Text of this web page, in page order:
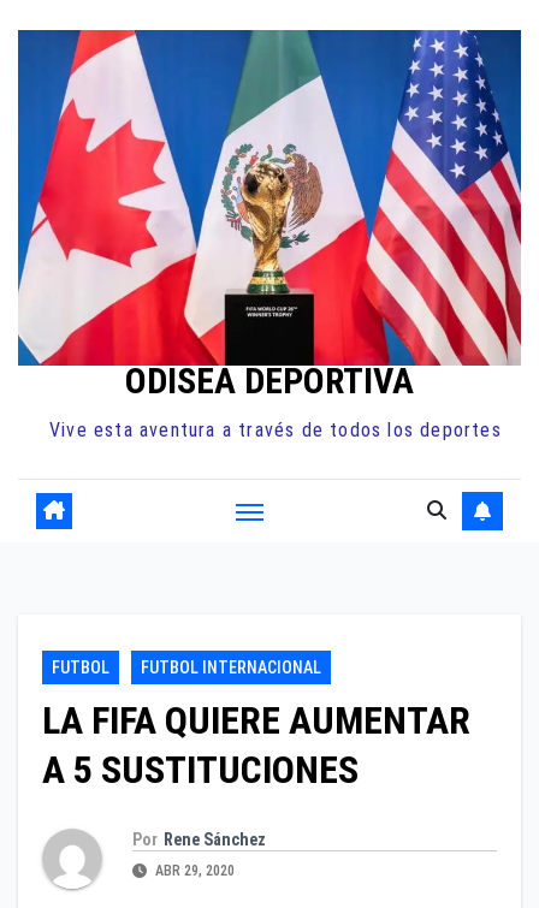
contenido
ODISEA DEPORTIVA
Vive esta aventura a través de todos los deportes
FUTBOL FUTBOL INTERNACIONAL
LA FIFA QUIERE AUMENTAR
A 5 SUSTITUCIONES
Por Rene Sánchez
ABR 29, 2020